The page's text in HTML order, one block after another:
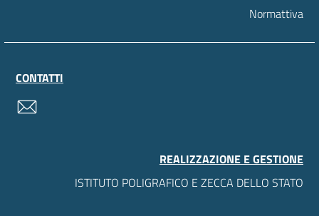
Normattiva
CONTATTI
REALIZZAZIONE E GESTIONE
ISTITUTO POLIGRAFICO E ZECCA DELLO STATO